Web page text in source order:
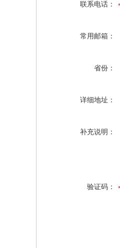
联系电话：
常用邮箱：
省份：
详细地址：
补充说明：
验证码：